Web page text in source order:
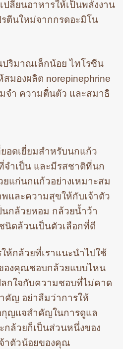
ปลี่ยนอาหารให้เป็นพลังงาน
ตีนใหม่จากกรดอะมิโน
ริมาณเล็กน้อย ไทโรซีน
มองผลิต norepinephrine
จำ ความตื่นตัว และสมาธิ
อดเยี่ยมสำหรับนกแก้ว
จำเป็น และมีรสชาติที่นก
แก่นกแก้วอย่างเหมาะสม
และความสุขให้กับเจ้าตัว
กล้วยหอม กล้วยน้ำว้า
ดล้วนเป็นตัวเลือกที่ดี
ห้กล้วยที่เราแนะนำไปใช้
องคุณชอบกล้วยแบบไหน
กใจกับความชอบที่ไม่คาด
คัญ อย่าลืมว่าการให้
ญแจสำคัญในการดูแล
ล้วยก็เป็นส่วนหนึ่งของ
าตัวน้อยของคุณ